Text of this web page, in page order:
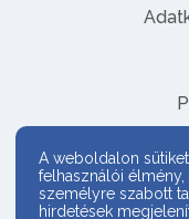
A weboldalon
felhasználói élmény,
személyre szabott
hirdetések